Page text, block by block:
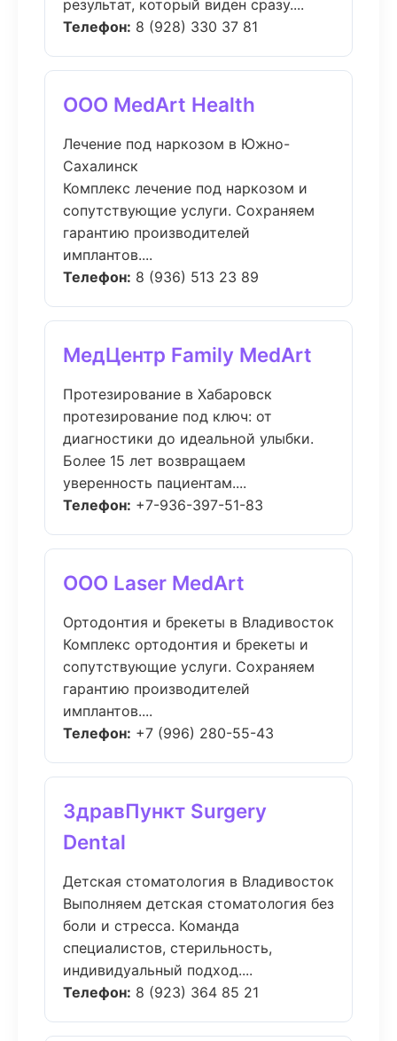
результат, который виден сразу....
Телефон: 8 (928) 330 37 81
ООО MedArt Health
Лечение под наркозом в Южно-
Сахалинск
Комплекс лечение под наркозом и
сопутствующие услуги. Сохраняем
гарантию производителей
имплантов....
Телефон: 8 (936) 513 23 89
МедЦентр Family MedArt
Протезирование в Хабаровск
протезирование под ключ: от
диагностики до идеальной улыбки.
Более 15 лет возвращаем
уверенность пациентам....
Телефон: +7-936-397-51-83
ООО Laser MedArt
Ортодонтия и брекеты в Владивосток
Комплекс ортодонтия и брекеты и
сопутствующие услуги. Сохраняем
гарантию производителей
имплантов....
Телефон: +7 (996) 280-55-43
ЗдравПункт Surgery
Dental
Детская стоматология в Владивосток
Выполняем детская стоматология без
боли и стресса. Команда
специалистов, стерильность,
индивидуальный подход....
Телефон: 8 (923) 364 85 21